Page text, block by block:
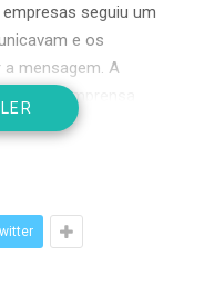
seguiu um
e os
mensagem. A
e a imprensa
e definiam
de conteúdo